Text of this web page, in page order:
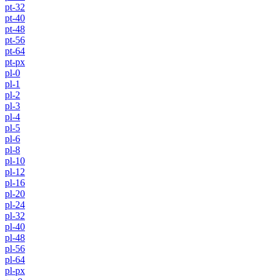
pt-32
pt-40
pt-48
pt-56
pt-64
pt-px
pl-0
pl-1
pl-2
pl-3
pl-4
pl-5
pl-6
pl-8
pl-10
pl-12
pl-16
pl-20
pl-24
pl-32
pl-40
pl-48
pl-56
pl-64
pl-px